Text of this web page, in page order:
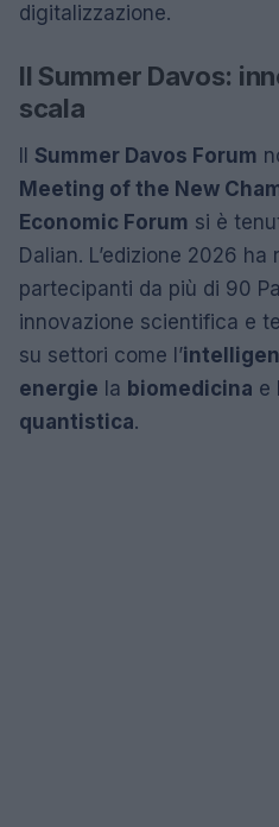
digitalizzazione.
Il Summer Davos:
scala
Summer Davos Forum
Meeting of the New
Economic Forum si è
Dalian. L’edizione 2026
partecipanti da più di 90
innovazione scientifica e
su settori come l’
energie la biomedicina e
quantistica.